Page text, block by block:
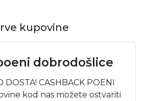
kupovine
dobrodošlice
DOSTA! CASHBACK POENI
kod nas možete ostvariti